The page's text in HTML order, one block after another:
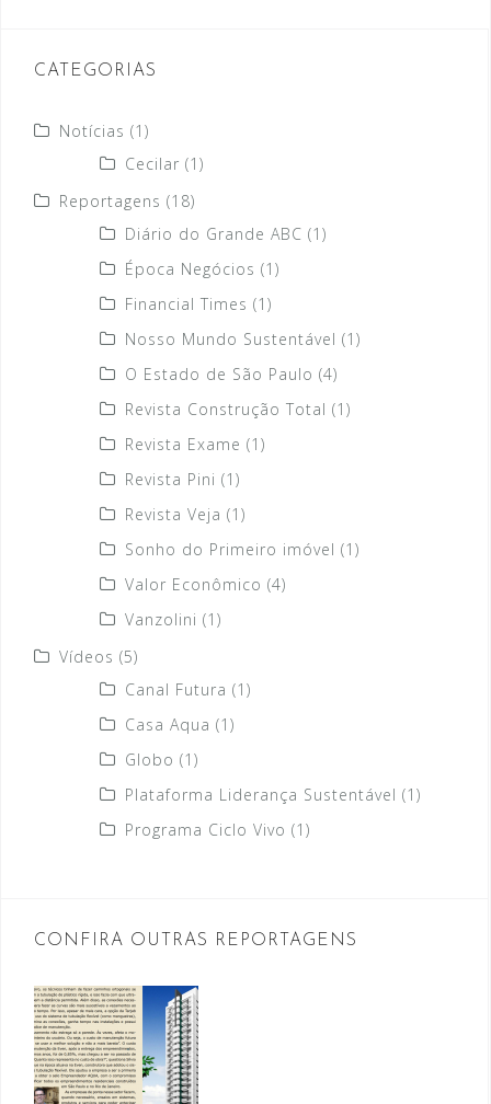
CATEGORIAS
Notícias (1)
Cecilar (1)
Reportagens (18)
Diário do Grande ABC (1)
Época Negócios (1)
Financial Times (1)
Nosso Mundo Sustentável (1)
O Estado de São Paulo (4)
Revista Construção Total (1)
Revista Exame (1)
Revista Pini (1)
Revista Veja (1)
Sonho do Primeiro imóvel (1)
Valor Econômico (4)
Vanzolini (1)
Vídeos (5)
Canal Futura (1)
Casa Aqua (1)
Globo (1)
Plataforma Liderança Sustentável (1)
Programa Ciclo Vivo (1)
CONFIRA OUTRAS REPORTAGENS